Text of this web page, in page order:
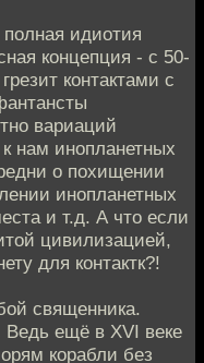
полная идиотия
концепция - с 50-
контактами с
вариаций
нам инопланетных
о похищении
инопланетных
и т.д. А что если
цивилизацией,
для контактк?!
священника.
Ведь ещё в XVI веке
корабли без